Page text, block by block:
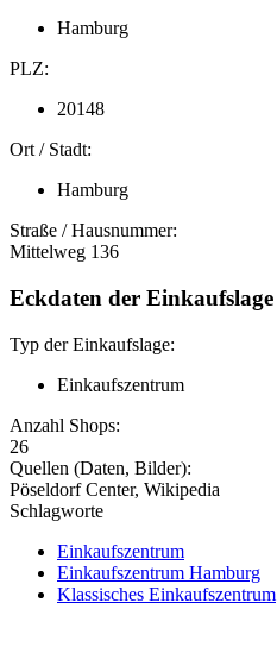
Hamburg
PLZ:
20148
Ort / Stadt:
Hamburg
Straße / Hausnummer:
Mittelweg 136
Eckdaten der Einkaufslage
Typ der Einkaufslage:
Einkaufszentrum
Anzahl Shops:
26
Quellen (Daten, Bilder):
Pöseldorf Center, Wikipedia
Schlagworte
Einkaufszentrum
Einkaufszentrum Hamburg
Klassisches Einkaufszentrum